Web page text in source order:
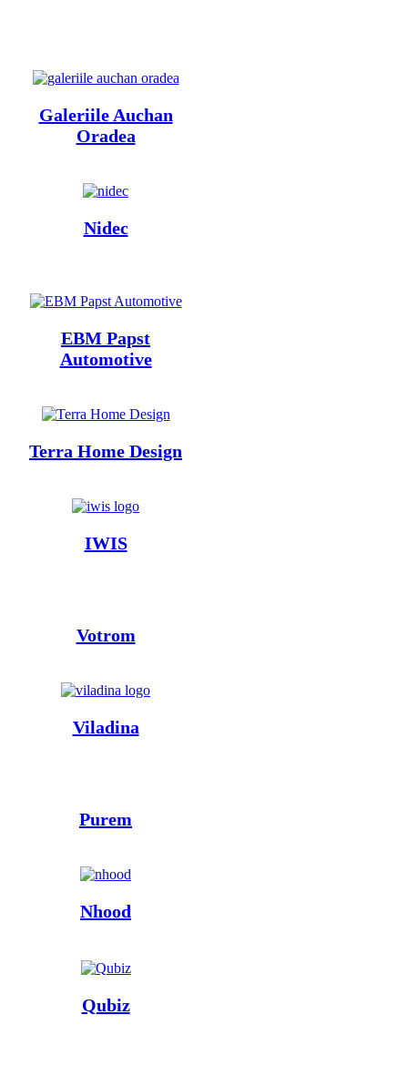
Galeriile Auchan
Oradea
Nidec
EBM Papst
Automotive
Terra Home Design
IWIS
Votrom
Viladina
Purem
Nhood
Qubiz